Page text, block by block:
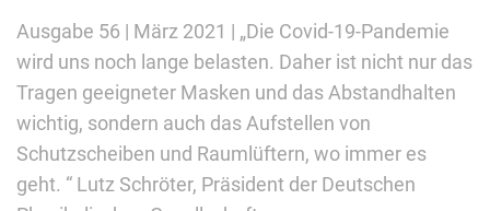
Ausgabe 56 | März 2021 | „Die Covid-19-Pandemie
wird uns noch lange belasten. Daher ist nicht nur das
Tragen geeigneter Masken und das Abstandhalten
wichtig, sondern auch das Aufstellen von
Schutzscheiben und Raumlüftern, wo immer es
geht. “ Lutz Schröter, Präsident der Deutschen